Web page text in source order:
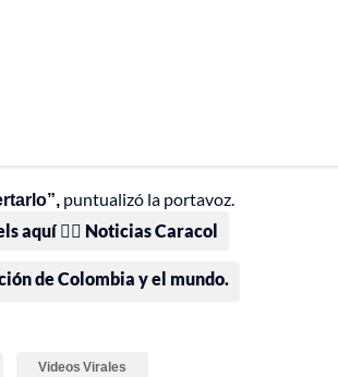
puntualizó la portavoz.
aquí 👉🏻 Noticias Caracol
de Colombia y el mundo.
Videos Virales